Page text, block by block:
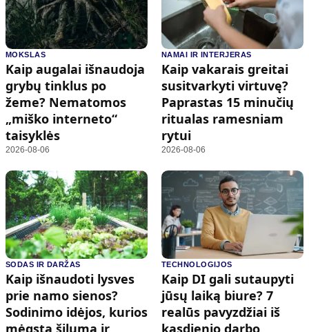
MOKSLAS
Kaip augalai išnaudoja
grybų tinklus po
žeme? Nematomos
„miško interneto“
taisyklės
2026-08-06
NAMAI IR INTERJERAS
Kaip vakarais greitai
susitvarkyti virtuvę?
Paprastas 15 minučių
ritualas ramesniam
rytui
2026-08-06
SODAS IR DARŽAS
Kaip išnaudoti lysves
prie namo sienos?
Sodinimo idėjos, kurios
TECHNOLOGIJOS
Kaip DI gali sutaupyti
jūsų laiką biure? 7
realūs pavyzdžiai iš